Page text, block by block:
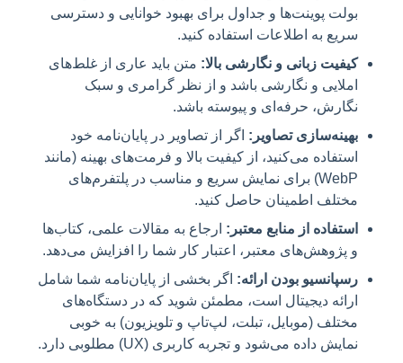
بولت پوینت‌ها و جداول برای بهبود خوانایی و دسترسی
سریع به اطلاعات استفاده کنید.
کیفیت زبانی و نگارشی بالا: متن باید عاری از غلط‌های
املایی و نگارشی باشد و از نظر گرامری و سبک
نگارش، حرفه‌ای و پیوسته باشد.
بهینه‌سازی تصاویر: اگر از تصاویر در پایان‌نامه خود
استفاده می‌کنید، از کیفیت بالا و فرمت‌های بهینه (مانند
WebP) برای نمایش سریع و مناسب در پلتفرم‌های
مختلف اطمینان حاصل کنید.
استفاده از منابع معتبر: ارجاع به مقالات علمی، کتاب‌ها
و پژوهش‌های معتبر، اعتبار کار شما را افزایش می‌دهد.
رسپانسیو بودن ارائه: اگر بخشی از پایان‌نامه شما شامل
ارائه دیجیتال است، مطمئن شوید که در دستگاه‌های
مختلف (موبایل، تبلت، لپ‌تاپ و تلویزیون) به خوبی
نمایش داده می‌شود و تجربه کاربری (UX) مطلوبی دارد.